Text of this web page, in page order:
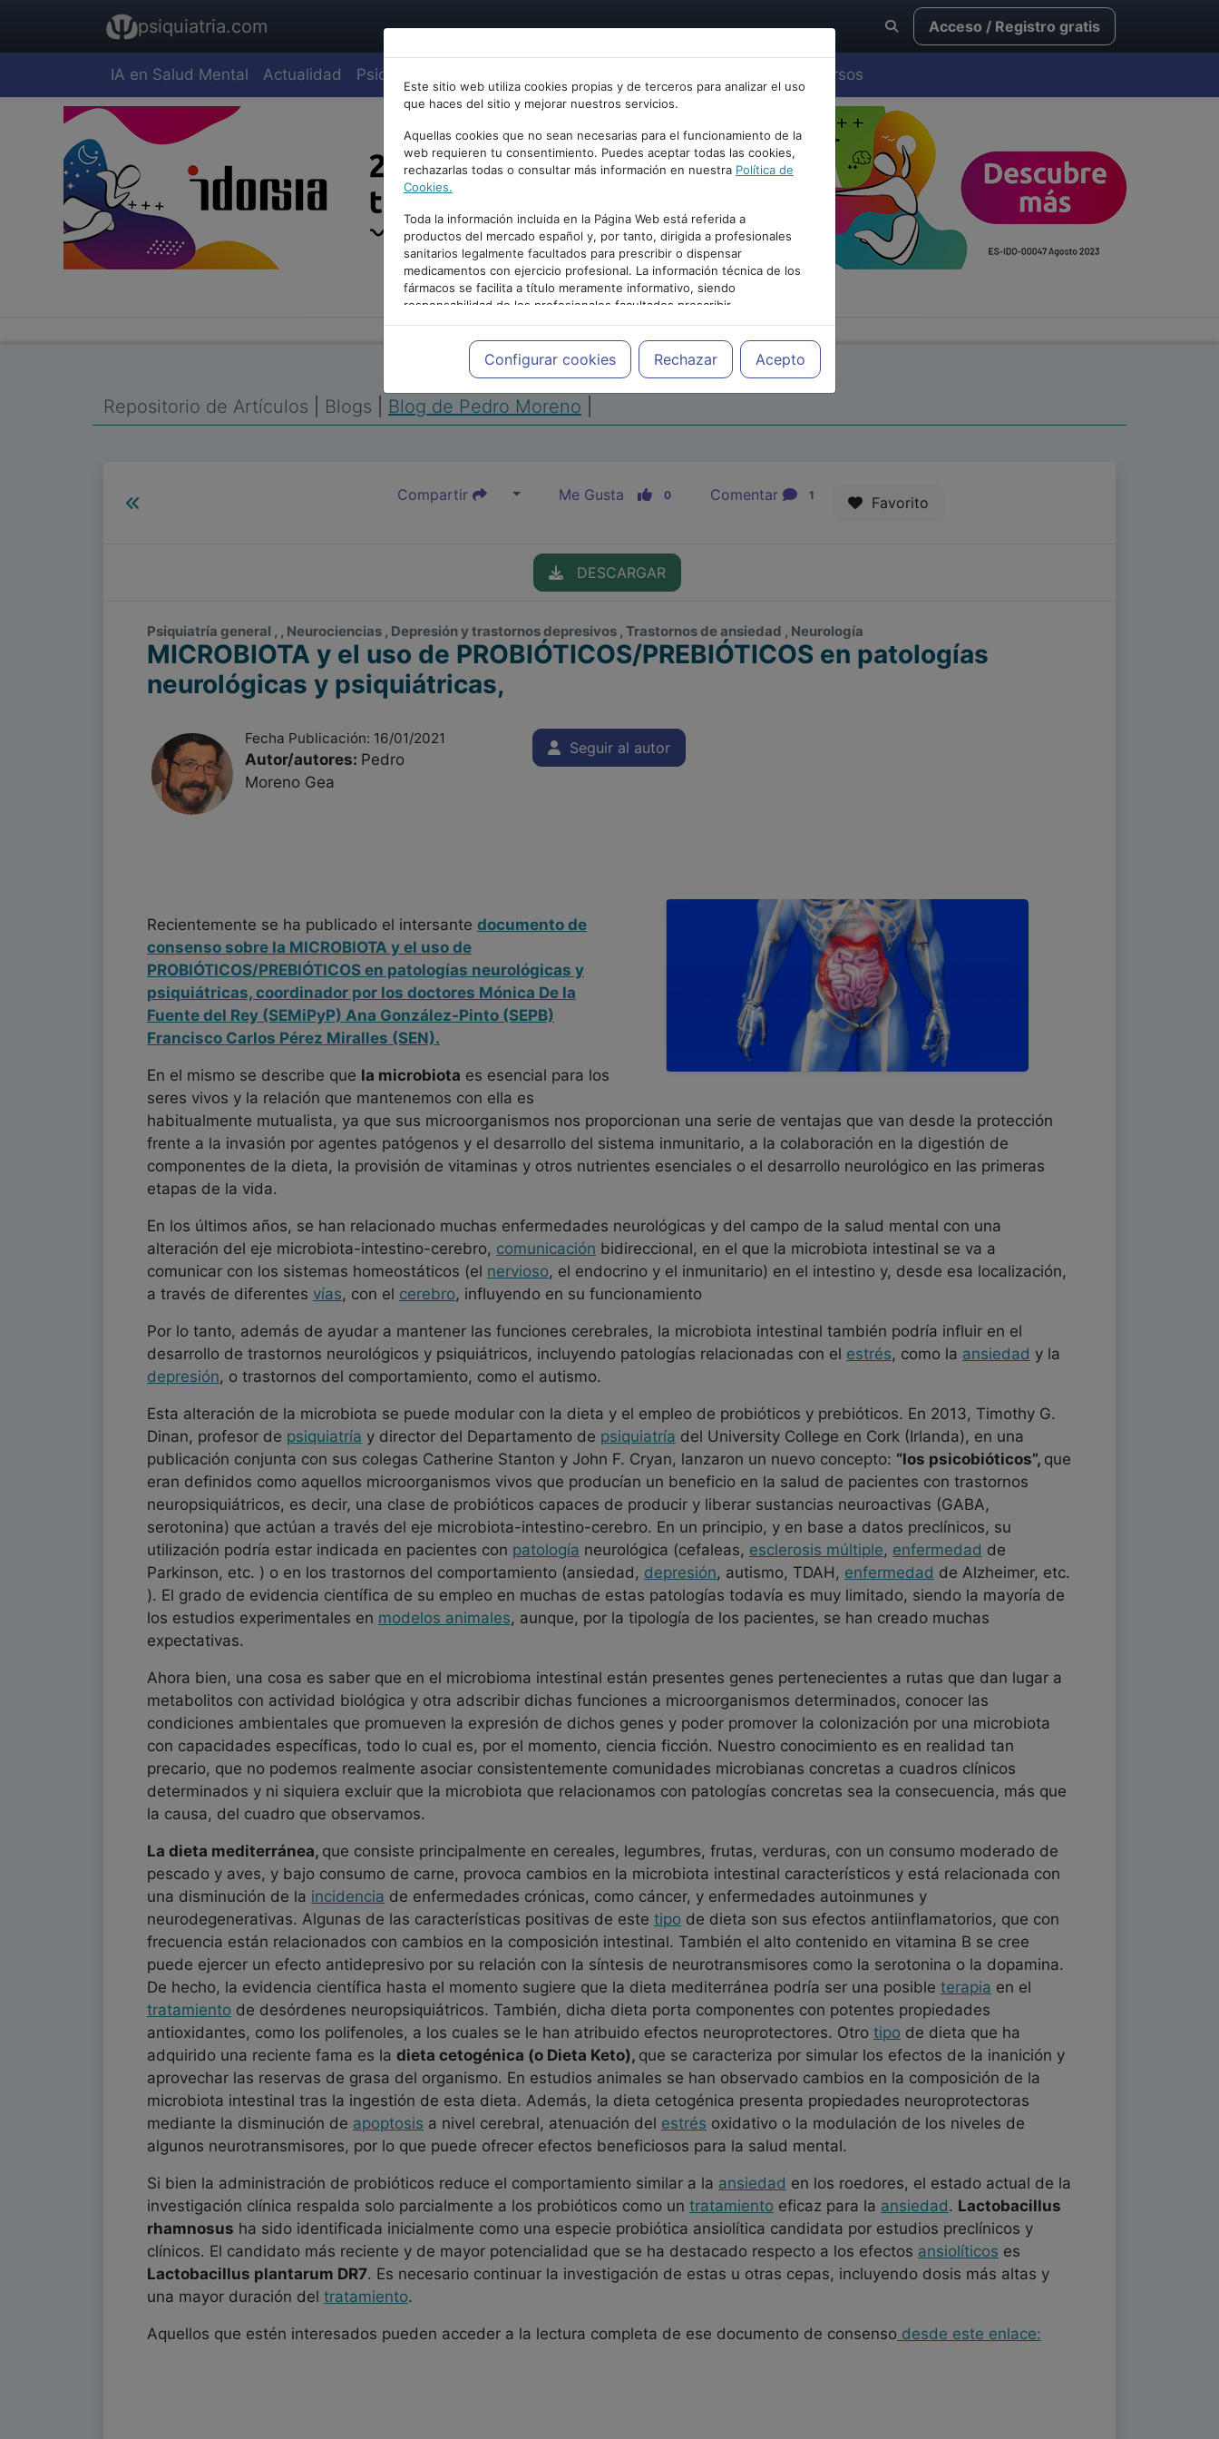
psiquiatria.com Acceso / Registro gratis
IA en Salud Mental Actualidad Psiquiatría Cursos
Este sitio web utiliza cookies propias y de terceros para analizar el uso
que haces del sitio y mejorar nuestros servicios.
Aquellas cookies que no sean necesarias para el funcionamiento de la
web requieren tu consentimiento. Puedes aceptar todas las cookies,
rechazarlas todas o consultar más información en nuestra Política de
Cookies.
Toda la información incluida en la Página Web está referida a
productos del mercado español y, por tanto, dirigida a profesionales
sanitarios legalmente facultados para prescribir o dispensar
medicamentos con ejercicio profesional. La información técnica de los
fármacos se facilita a título meramente informativo, siendo
responsabilidad de los profesionales facultados prescribir
medicamentos y decidir, en cada caso concreto, el tratamiento más
adecuado a las necesidades del paciente.
Configurar cookies Rechazar Acepto
PUBLICIDAD
Repositorio de Artículos Blogs Blog de Pedro Moreno
Compartir Me Gusta 0 Comentar 1 Favorito
DESCARGAR
Psiquiatría general , , Neurociencias , Depresión y trastornos depresivos , Trastornos de ansiedad , Neurología
MICROBIOTA y el uso de PROBIÓTICOS/PREBIÓTICOS en patologías
neurológicas y psiquiátricas,
Fecha Publicación: 16/01/2021
Autor/autores: Pedro
Moreno Gea
Seguir al autor
Recientemente se ha publicado el intersante documento de
consenso sobre la MICROBIOTA y el uso de
PROBIÓTICOS/PREBIÓTICOS en patologías neurológicas y
psiquiátricas, coordinador por los doctores Mónica De la
Fuente del Rey (SEMiPyP) Ana González-Pinto (SEPB)
Francisco Carlos Pérez Miralles (SEN).
En el mismo se describe que la microbiota es esencial para los
seres vivos y la relación que mantenemos con ella es
habitualmente mutualista, ya que sus microorganismos nos proporcionan una serie de ventajas que van desde la protección
frente a la invasión por agentes patógenos y el desarrollo del sistema inmunitario, a la colaboración en la digestión de
componentes de la dieta, la provisión de vitaminas y otros nutrientes esenciales o el desarrollo neurológico en las primeras
etapas de la vida.
En los últimos años, se han relacionado muchas enfermedades neurológicas y del campo de la salud mental con una
alteración del eje microbiota-intestino-cerebro, comunicación bidireccional, en el que la microbiota intestinal se va a
comunicar con los sistemas homeostáticos (el nervioso, el endocrino y el inmunitario) en el intestino y, desde esa localización,
a través de diferentes vías, con el cerebro, influyendo en su funcionamiento
Por lo tanto, además de ayudar a mantener las funciones cerebrales, la microbiota intestinal también podría influir en el
desarrollo de trastornos neurológicos y psiquiátricos, incluyendo patologías relacionadas con el estrés, como la ansiedad y la
depresión, o trastornos del comportamiento, como el autismo.
Esta alteración de la microbiota se puede modular con la dieta y el empleo de probióticos y prebióticos. En 2013, Timothy G.
Dinan, profesor de psiquiatría y director del Departamento de psiquiatría del University College en Cork (Irlanda), en una
publicación conjunta con sus colegas Catherine Stanton y John F. Cryan, lanzaron un nuevo concepto: “los psicobióticos”, que
eran definidos como aquellos microorganismos vivos que producían un beneficio en la salud de pacientes con trastornos
neuropsiquiátricos, es decir, una clase de probióticos capaces de producir y liberar sustancias neuroactivas (GABA,
serotonina) que actúan a través del eje microbiota-intestino-cerebro. En un principio, y en base a datos preclínicos, su
utilización podría estar indicada en pacientes con patología neurológica (cefaleas, esclerosis múltiple, enfermedad de
Parkinson, etc. ) o en los trastornos del comportamiento (ansiedad, depresión, autismo, TDAH, enfermedad de Alzheimer, etc.
). El grado de evidencia científica de su empleo en muchas de estas patologías todavía es muy limitado, siendo la mayoría de
los estudios experimentales en modelos animales, aunque, por la tipología de los pacientes, se han creado muchas
expectativas.
Ahora bien, una cosa es saber que en el microbioma intestinal están presentes genes pertenecientes a rutas que dan lugar a
metabolitos con actividad biológica y otra adscribir dichas funciones a microorganismos determinados, conocer las
condiciones ambientales que promueven la expresión de dichos genes y poder promover la colonización por una microbiota
con capacidades específicas, todo lo cual es, por el momento, ciencia ficción. Nuestro conocimiento es en realidad tan
precario, que no podemos realmente asociar consistentemente comunidades microbianas concretas a cuadros clínicos
determinados y ni siquiera excluir que la microbiota que relacionamos con patologías concretas sea la consecuencia, más que
la causa, del cuadro que observamos.
La dieta mediterránea, que consiste principalmente en cereales, legumbres, frutas, verduras, con un consumo moderado de
pescado y aves, y bajo consumo de carne, provoca cambios en la microbiota intestinal característicos y está relacionada con
una disminución de la incidencia de enfermedades crónicas, como cáncer, y enfermedades autoinmunes y
neurodegenerativas. Algunas de las características positivas de este tipo de dieta son sus efectos antiinflamatorios, que con
frecuencia están relacionados con cambios en la composición intestinal. También el alto contenido en vitamina B se cree
puede ejercer un efecto antidepresivo por su relación con la síntesis de neurotransmisores como la serotonina o la dopamina.
De hecho, la evidencia científica hasta el momento sugiere que la dieta mediterránea podría ser una posible terapia en el
tratamiento de desórdenes neuropsiquiátricos. También, dicha dieta porta componentes con potentes propiedades
antioxidantes, como los polifenoles, a los cuales se le han atribuido efectos neuroprotectores. Otro tipo de dieta que ha
adquirido una reciente fama es la dieta cetogénica (o Dieta Keto), que se caracteriza por simular los efectos de la inanición y
aprovechar las reservas de grasa del organismo. En estudios animales se han observado cambios en la composición de la
microbiota intestinal tras la ingestión de esta dieta. Además, la dieta cetogénica presenta propiedades neuroprotectoras
mediante la disminución de apoptosis a nivel cerebral, atenuación del estrés oxidativo o la modulación de los niveles de
algunos neurotransmisores, por lo que puede ofrecer efectos beneficiosos para la salud mental.
Si bien la administración de probióticos reduce el comportamiento similar a la ansiedad en los roedores, el estado actual de la
investigación clínica respalda solo parcialmente a los probióticos como un tratamiento eficaz para la ansiedad. Lactobacillus
rhamnosus ha sido identificada inicialmente como una especie probiótica ansiolítica candidata por estudios preclínicos y
clínicos. El candidato más reciente y de mayor potencialidad que se ha destacado respecto a los efectos ansiolíticos es
Lactobacillus plantarum DR7. Es necesario continuar la investigación de estas u otras cepas, incluyendo dosis más altas y
una mayor duración del tratamiento.
Aquellos que estén interesados pueden acceder a la lectura completa de ese documento de consenso desde este enlace: